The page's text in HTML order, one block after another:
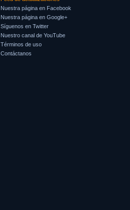
Nuestra página en Facebook
Nuestra página en Google+
Síguenos en Twitter
Nuestro canal de YouTube
Términos de uso
Contáctanos